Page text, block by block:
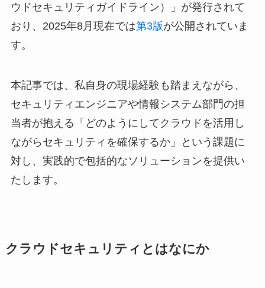
ウドセキュリティガイドライン）」が発行されて
おり、2025年8月現在では第3版が公開されていま
す。
本記事では、私自身の現場経験も踏まえながら、
セキュリティエンジニアや情報システム部門の担
当者が抱える「どのようにしてクラウドを活用し
ながらセキュリティを確保するか」という課題に
対し、実践的で包括的なソリューションを提供い
たします。
クラウドセキュリティとはなにか